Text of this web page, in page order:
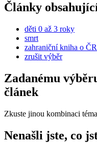
Články
děti 0 až 3 roky
smrt
zahraniční kniha o ČR
zrušit výběr
Zadanému
článek
Zkuste jinou kombinaci
Nenašli jste, co